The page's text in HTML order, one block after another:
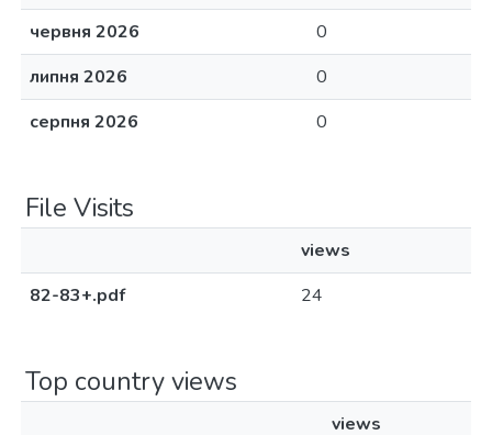
червня 2026
0
липня 2026
0
серпня 2026
0
File Visits
views
82-83+.pdf
24
Top country views
views